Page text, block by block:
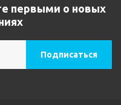
первыми о новых